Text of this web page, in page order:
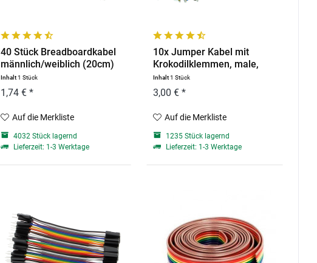
40 Stück Breadboardkabel
männlich/weiblich (20cm)
Inhalt1 Stück
1,74 € *
Auf die Merkliste
4032 Stück lagernd
Lieferzeit: 1-3 Werktage
10x Jumper Kabel mit
Krokodilklemmen, male,
22cm
Inhalt1 Stück
3,00 € *
Auf die Merkliste
1235 Stück lagernd
Lieferzeit: 1-3 Werktage